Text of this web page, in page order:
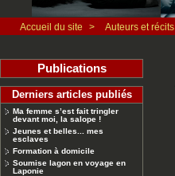
Accueil du site > Auteurs et récits
Publications
Derniers articles publiés
Ma femme s’est fait tringler
devant moi, la salope !
Jeunes et belles... mes
esclaves
Formation à domicile
Soumise lagon en voyage en
Laponie